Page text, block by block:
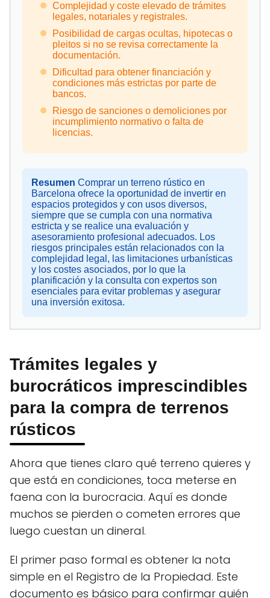
Complejidad y coste elevado de trámites
legales, notariales y registrales.
Posibilidad de cargas ocultas, hipotecas o
pleitos si no se revisa correctamente la
documentación.
Dificultad para obtener financiación y
condiciones más estrictas por parte de
bancos.
Riesgo de sanciones o demoliciones por
incumplimiento normativo o falta de
licencias.
Resumen Comprar un terreno rústico en
Barcelona ofrece la oportunidad de invertir en
espacios protegidos y con usos diversos,
siempre que se cumpla con una normativa
estricta y se realice una evaluación y
asesoramiento profesional adecuados. Los
riesgos principales están relacionados con la
complejidad legal, las limitaciones urbanísticas
y los costes asociados, por lo que la
planificación y la consulta con expertos son
esenciales para evitar problemas y asegurar
una inversión exitosa.
Trámites legales y
burocráticos imprescindibles
para la compra de terrenos
rústicos
Ahora que tienes claro qué terreno quieres y
que está en condiciones, toca meterse en
faena con la burocracia. Aquí es donde
muchos se pierden o cometen errores que
luego cuestan un dineral.
El primer paso formal es obtener la nota
simple en el Registro de la Propiedad. Este
documento es básico para confirmar quién